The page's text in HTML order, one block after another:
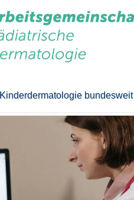
Kinderdermatologie bundesweit